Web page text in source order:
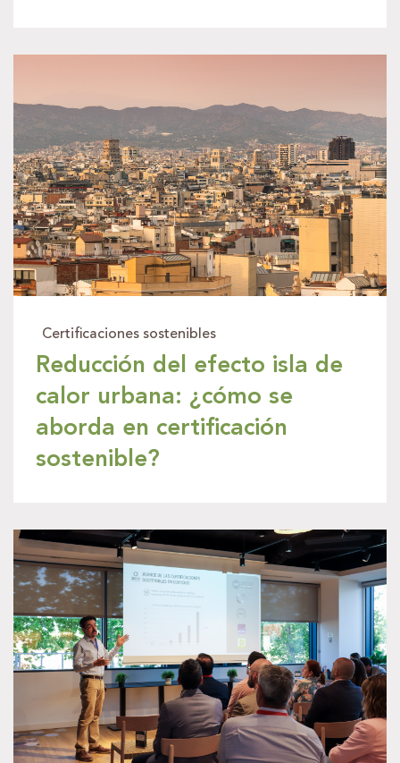
Certificaciones sostenibles
Reducción del efecto isla de
calor urbana: ¿cómo se
aborda en certificación
sostenible?